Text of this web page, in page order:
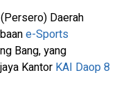
Daerah
e-Sports
Bang, yang
Kantor KAI Daop 8